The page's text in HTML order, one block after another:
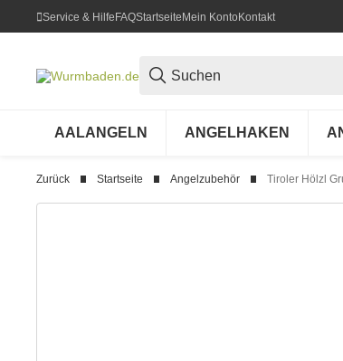
Service & HilfeFAQStartseiteMein KontoKontakt
AALANGELN ANGELHAKEN
Zurück Startseite Angelzubehör Tiroler Hölzl